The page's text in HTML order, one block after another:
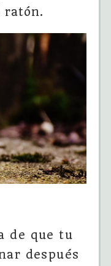
ratón.
de que tu
después